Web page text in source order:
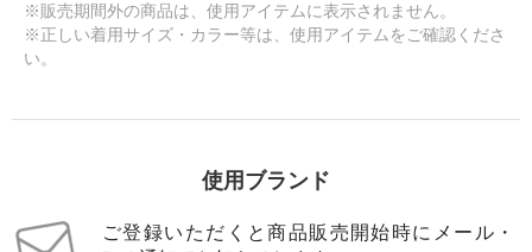
※販売期間外の商品は、使用アイテムに表示されません。
※正しい着用サイズ・カラー等は、使用アイテムをご確認くださ
い。
使用ブランド
ご登録いただくと商品販売開始時にメール・